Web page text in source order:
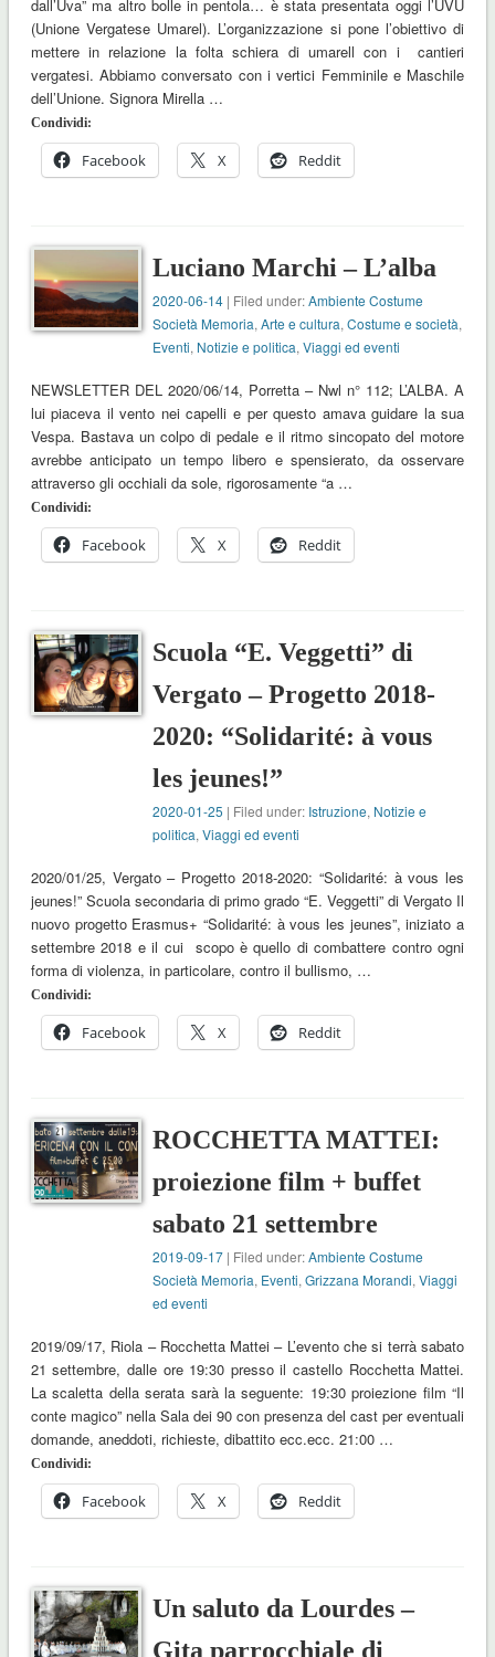
dall’Uva” ma altro bolle in pentola… è stata presentata oggi l’UVU
(Unione Vergatese Umarel). L’organizzazione si pone l’obiettivo di
mettere in relazione la folta schiera di umarell con i cantieri
vergatesi. Abbiamo conversato con i vertici Femminile e Maschile
dell’Unione. Signora Mirella …
Condividi:
Facebook X Reddit
Luciano Marchi – L’alba
2020-06-14 | Filed under:Ambiente Costume
Società Memoria,Arte e cultura,Costume e società,
Eventi, Notizie e politica,Viaggi ed eventi
NEWSLETTER DEL 2020/06/14, Porretta – Nwl n° 112; L’ALBA. A
lui piaceva il vento nei capelli e per questo amava guidare la sua
Vespa. Bastava un colpo di pedale e il ritmo sincopato del motore
avrebbe anticipato un tempo libero e spensierato, da osservare
attraverso gli occhiali da sole, rigorosamente “a …
Condividi:
Facebook X Reddit
Scuola “E. Veggetti” di
Vergato – Progetto 2018-
2020: “Solidarité: à vous
les jeunes!”
2020-01-25 | Filed under: Istruzione, Notizie e
politica,Viaggi ed eventi
2020/01/25, Vergato – Progetto 2018-2020: “Solidarité: à vous les
jeunes!” Scuola secondaria di primo grado “E. Veggetti” di Vergato Il
nuovo progetto Erasmus+ “Solidarité: à vous les jeunes”, iniziato a
settembre 2018 e il cui scopo è quello di combattere contro ogni
forma di violenza, in particolare, contro il bullismo, …
Condividi:
Facebook X Reddit
ROCCHETTA MATTEI:
proiezione film + buffet
sabato 21 settembre
2019-09-17 | Filed under:Ambiente Costume
Società Memoria, Eventi,Grizzana Morandi,Viaggi
ed eventi
2019/09/17, Riola – Rocchetta Mattei – L’evento che si terrà sabato
21 settembre, dalle ore 19:30 presso il castello Rocchetta Mattei.
La scaletta della serata sarà la seguente: 19:30 proiezione film “Il
conte magico” nella Sala dei 90 con presenza del cast per eventuali
domande, aneddoti, richieste, dibattito ecc.ecc. 21:00 …
Condividi:
Facebook X Reddit
Un saluto da Lourdes –
Gita parrocchiale di